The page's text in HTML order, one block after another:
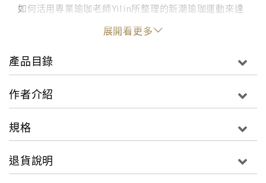
如何活用專業瑜珈老師Yilin所整理的新潮瑜珈運動來達
到美姿、健身、養生的書籍。作者將累積多年的瑜珈經
驗歸納寫成此書，希望透過這樣一個簡單的回饋與分
享，能夠引起更多讀者們對瑜珈產生興趣，進而愛上瑜
珈。在書中規劃了不少貼近生活實踐的瑜珈單元，教你
與運動器材作為輔助，有效地將瑜珈帶入日常情境之
除了分享瑜珈美學之外，更將瑜珈與美食&美酒巧妙地
展開看更多
產品目錄
作者介紹
規格
退貨說明